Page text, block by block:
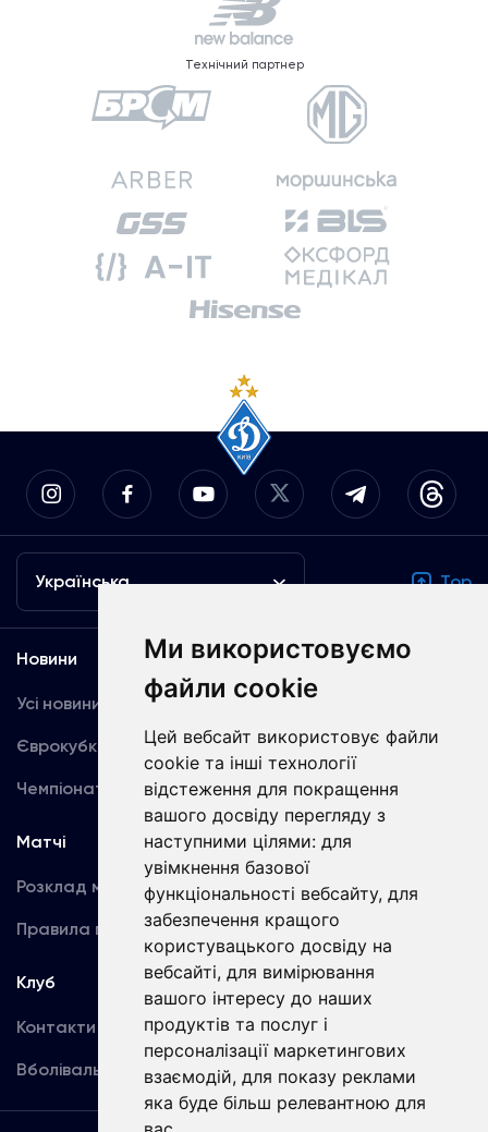
Ми використовуємо
файли cookie
Цей вебсайт використовує файли
cookie та інші технології
відстеження для покращення
вашого досвіду перегляду з
наступними цілями: для
увімкнення базової
функціональності вебсайту, для
забезпечення кращого
користувацького досвіду на
вебсайті, для вимірювання
вашого інтересу до наших
продуктів та послуг і
персоналізації маркетингових
взаємодій, для показу реклами
яка буде більш релевантною для
Технічний партнер
Українська Top
Новини
Усі новини
Єврокубки
Чемпіонат України
Медіа
Динамо TV
Фотогалерея
Акредитація
Матчі
Розклад матчів
Правила поведінки
Команда
Перша команда
U19
Клуб
Контакти
Вболівальникам